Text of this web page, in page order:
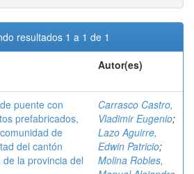
resultados 1 a 1 de 1
Autor(es)
puente con
prefabricados,
de
del cantón
de la provincia del
Carrasco Castro,
Vladimir Eugenio;
Lazo Aguirre,
Edwin Patricio;
Molina Robles,